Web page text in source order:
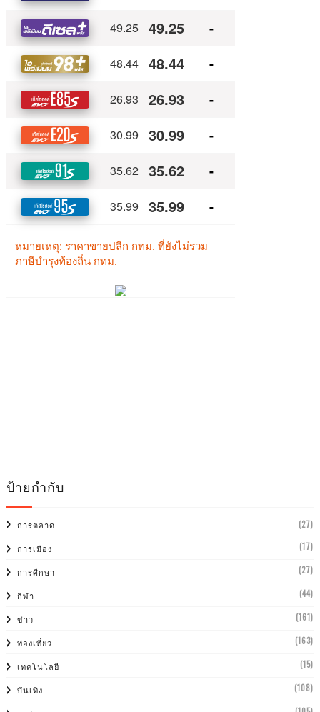
ป้ายกำกับ
การตลาด (27)
การเมือง (17)
การศีกษา (27)
กีฬา (44)
ข่าว (161)
ท่องเที่ยว (163)
เทคโนโลยี (15)
บันเทิง (108)